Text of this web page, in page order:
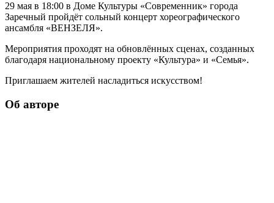
29 мая в 18:00 в Доме Культуры «Современник» города
Заречный пройдёт сольный концерт хореографического
ансамбля «ВЕНЗЕЛЯ».
Мероприятия проходят на обновлённых сценах, созданных
благодаря национальному проекту «Культура» и «Семья».
Приглашаем жителей насладиться искусством!
Об авторе